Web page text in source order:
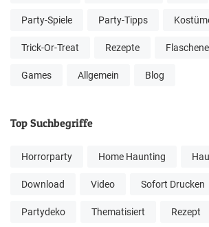
Party-Spiele Party-Tipps
Trick-Or-Treat Rezepte
Games Allgemein Blog
Top Suchbegriffe
Horrorparty Home Haunting
Download Video Sofort Drucken
Partydeko Thematisiert Rezept